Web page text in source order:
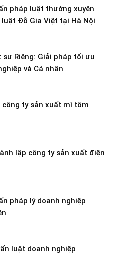
pháp luật thường xuyên
luật Đỗ Gia Việt tại Hà Nội
sư Riêng: Giải pháp tối ưu
và Cá nhân
công ty sản xuất mì tôm
lập công ty sản xuất điện
pháp lý doanh nghiệp
luật doanh nghiệp